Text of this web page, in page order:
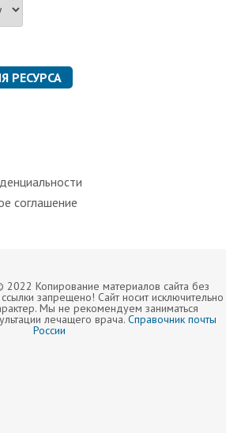
РЕСУРСА
соглашение
Копирование материалов сайта без
запрещено! Сайт носит исключительно
Мы не рекомендуем заниматься
лечащего врача.Справочник почты
России